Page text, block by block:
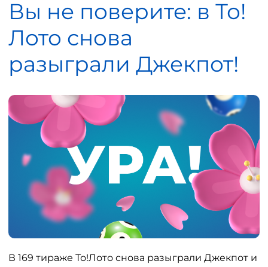
Вы не поверите: в То!
Лото снова
разыграли Джекпот!
В 169 тираже То!Лото снова разыграли Джекпот и